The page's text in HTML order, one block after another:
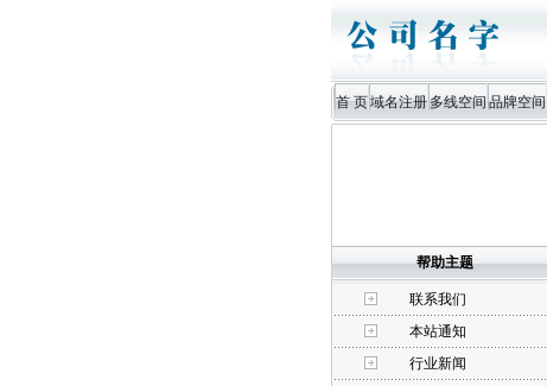
首 页域名注册多线空间品牌空间
帮助主题
联系我们
本站通知
行业新闻